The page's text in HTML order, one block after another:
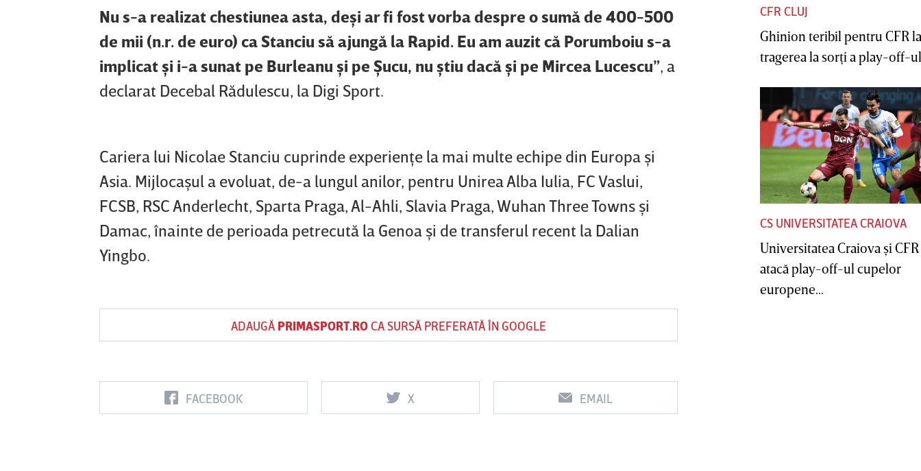
Nu s-a realizat chestiunea asta, deşi ar fi fost vorba despre o sumă de 400-500
de mii (n.r. de euro) ca Stanciu să ajungă la Rapid. Eu am auzit că Porumboiu s-a
implicat şi i-a sunat pe Burleanu şi pe Şucu, nu ştiu dacă şi pe Mircea Lucescu”, a
declarat Decebal Rădulescu, la Digi Sport.
Cariera lui Nicolae Stanciu cuprinde experienţe la mai multe echipe din Europa şi
Asia. Mijlocaşul a evoluat, de-a lungul anilor, pentru Unirea Alba Iulia, FC Vaslui,
FCSB, RSC Anderlecht, Sparta Praga, Al-Ahli, Slavia Praga, Wuhan Three Towns şi
Damac, înainte de perioada petrecută la Genoa şi de transferul recent la Dalian
Yingbo.
ADAUGĂ PRIMASPORT.ROCA SURSĂ PREFERATĂ ÎN GOOGLE
FACEBOOK X EMAIL
CFR CLUJ
Ghinion teribil pentru CFR la
tragerea la sorţi a play-off-
CS UNIVERSITATEA CRAIOVA
Universitatea Craiova şi
atacă play-off-ul cupelor
europene...